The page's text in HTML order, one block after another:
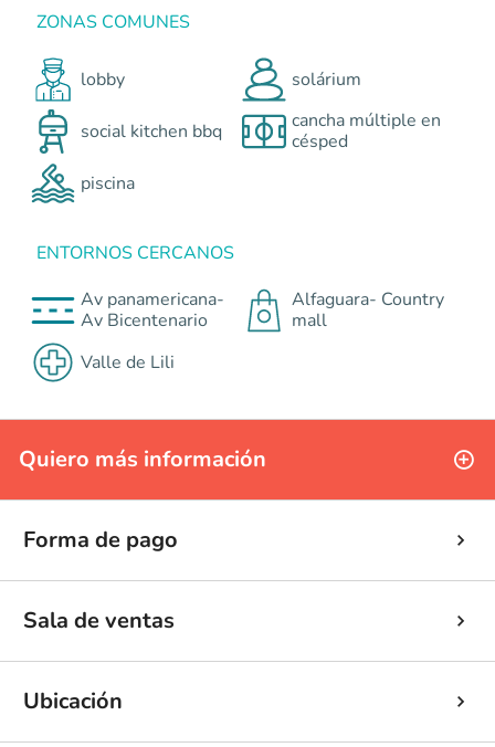
ZONAS COMUNES
lobby solárium
social kitchen bbq
cancha múltiple en
césped
piscina
ENTORNOS CERCANOS
Av panamericana-
Av Bicentenario
Alfaguara- Country
mall
Valle de Lili
Quiero más información
Forma de pago
Sala de ventas
Ubicación